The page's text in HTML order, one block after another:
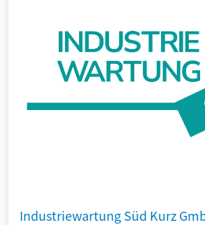
Industriewartung Süd Kurz